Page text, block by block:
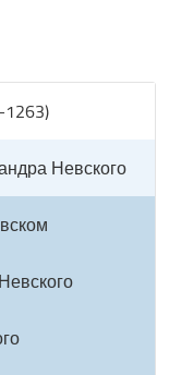
Невского